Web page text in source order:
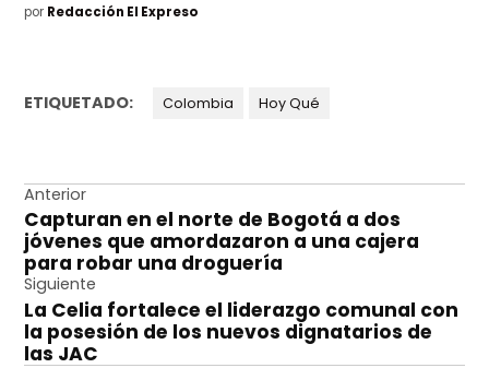
por Redacción El Expreso
ETIQUETADO: Colombia Hoy Qué
Navegación
de
entradas
Anterior
Capturan en el norte de Bogotá a dos
jóvenes que amordazaron a una cajera
para robar una droguería
Siguiente
La Celia fortalece el liderazgo comunal con
la posesión de los nuevos dignatarios de
las JAC